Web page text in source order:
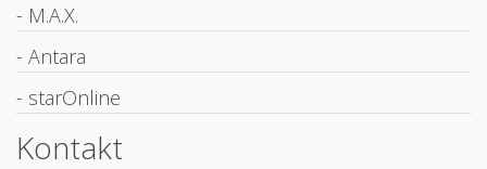
- M.A.X.
- Antara
- starOnline
Kontakt